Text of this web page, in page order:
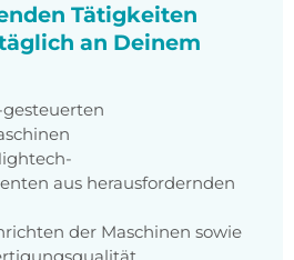
Tätigkeiten
an Deinem
aus herausfordernden
der Maschinen sowie